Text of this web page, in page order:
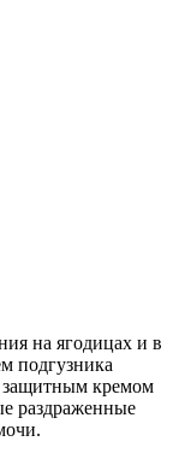
на ягодицах и в
подгузника
защитным кремом
раздраженные